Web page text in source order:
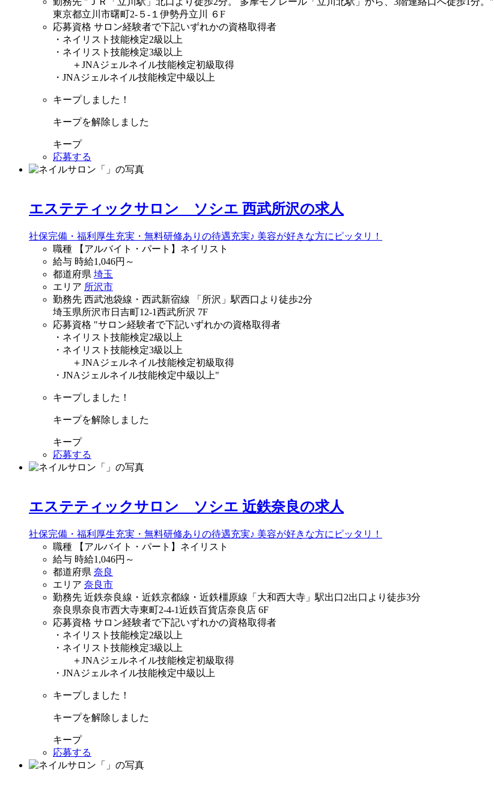
東京都立川市曙町2-５-１伊勢丹立川 ６F
応募資格 サロン経験者で下記いずれかの資格取得者
・ネイリスト技能検定2級以上
・ネイリスト技能検定3級以上
＋JNAジェルネイル技能検定初級取得
・JNAジェルネイル技能検定中級以上
キープしました！
キープを解除しました
キープ
応募する
エステティックサロン ソシエ 西武所沢の求人
社保完備・福利厚生充実・無料研修ありの待遇充実♪ 美容が好きな方にピッタリ！
職種
【アルバイト・パート】ネイリスト
給与 時給1,046円～
都道府県 埼玉
エリア 所沢市
勤務先 西武池袋線・西武新宿線 「所沢」駅西口より徒歩2分
埼玉県所沢市日吉町12-1西武所沢 7F
応募資格 "サロン経験者で下記いずれかの資格取得者
・ネイリスト技能検定2級以上
・ネイリスト技能検定3級以上
＋JNAジェルネイル技能検定初級取得
・JNAジェルネイル技能検定中級以上"
キープしました！
キープを解除しました
キープ
応募する
エステティックサロン ソシエ 近鉄奈良の求人
社保完備・福利厚生充実・無料研修ありの待遇充実♪ 美容が好きな方にピッタリ！
職種
【アルバイト・パート】ネイリスト
給与 時給1,046円～
都道府県 奈良
エリア 奈良市
勤務先 近鉄奈良線・近鉄京都線・近鉄橿原線「大和西大寺」駅出口2出口より徒歩3分
奈良県奈良市西大寺東町2-4-1近鉄百貨店奈良店 6F
応募資格 サロン経験者で下記いずれかの資格取得者
・ネイリスト技能検定2級以上
・ネイリスト技能検定3級以上
＋JNAジェルネイル技能検定初級取得
・JNAジェルネイル技能検定中級以上
キープしました！
キープを解除しました
キープ
応募する